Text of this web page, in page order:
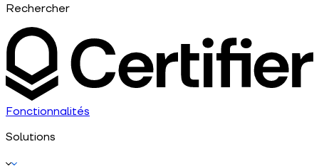
Rechercher
Fonctionnalités
Solutions